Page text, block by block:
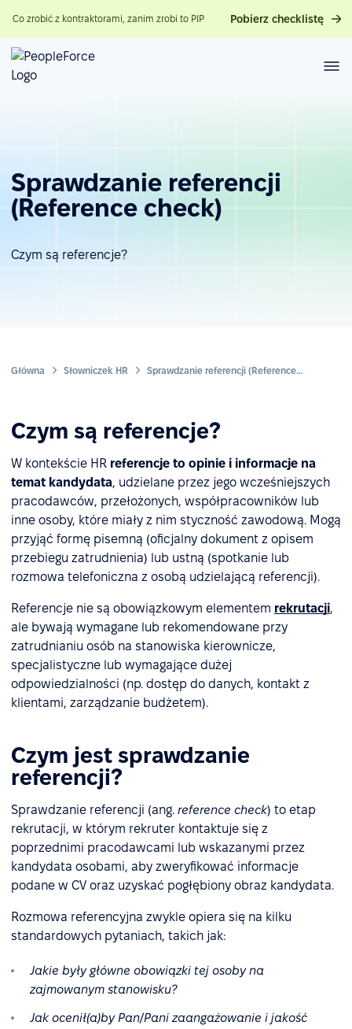
Co zrobić z kontraktorami, zanim zrobi to PIP Pobierz checklistę
Sprawdzanie referencji
(Reference check)
Czym są referencje?
Główna Słowniczek HR Sprawdzanie referencji (Reference check)
Czym są referencje?
W kontekście HR referencje to opinie i informacje na
temat kandydata, udzielane przez jego wcześniejszych
pracodawców, przełożonych, współpracowników lub
inne osoby, które miały z nim styczność zawodową. Mogą
przyjąć formę pisemną (oficjalny dokument z opisem
przebiegu zatrudnienia) lub ustną (spotkanie lub
rozmowa telefoniczna z osobą udzielającą referencji).
Referencje nie są obowiązkowym elementem rekrutacji,
ale bywają wymagane lub rekomendowane przy
zatrudnianiu osób na stanowiska kierownicze,
specjalistyczne lub wymagające dużej
odpowiedzialności (np. dostęp do danych, kontakt z
klientami, zarządzanie budżetem).
Czym jest sprawdzanie
referencji?
Sprawdzanie referencji (ang. reference check) to etap
rekrutacji, w którym rekruter kontaktuje się z
poprzednimi pracodawcami lub wskazanymi przez
kandydata osobami, aby zweryfikować informacje
podane w CV oraz uzyskać pogłębiony obraz kandydata.
Rozmowa referencyjna zwykle opiera się na kilku
standardowych pytaniach, takich jak:
Jakie były główne obowiązki tej osoby na
zajmowanym stanowisku?
Jak ocenił(a)by Pan/Pani zaangażowanie i jakość